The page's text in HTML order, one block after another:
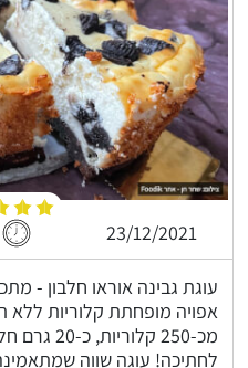
23/12/2021
עוגת גבינה אוראו חלבון -
לחתיכה! עוגה שווה